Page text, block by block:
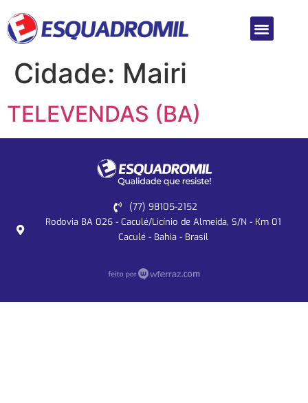
Cidade: Mairi
TELEVENDAS (BA)
(77) 98105-2152
Rodovia BA 026 - Caculé/Licínio de Almeida, S/N - Km 01
Caculé - Bahia - Brasil